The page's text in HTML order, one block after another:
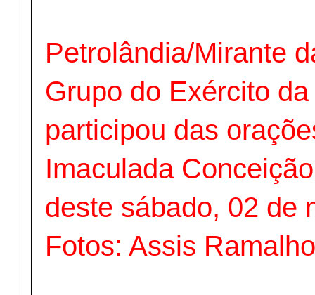
Petrolândia/Mirante
Grupo do Exército
participou das
Imaculada
deste sábado, 02 de
Fotos: Assis